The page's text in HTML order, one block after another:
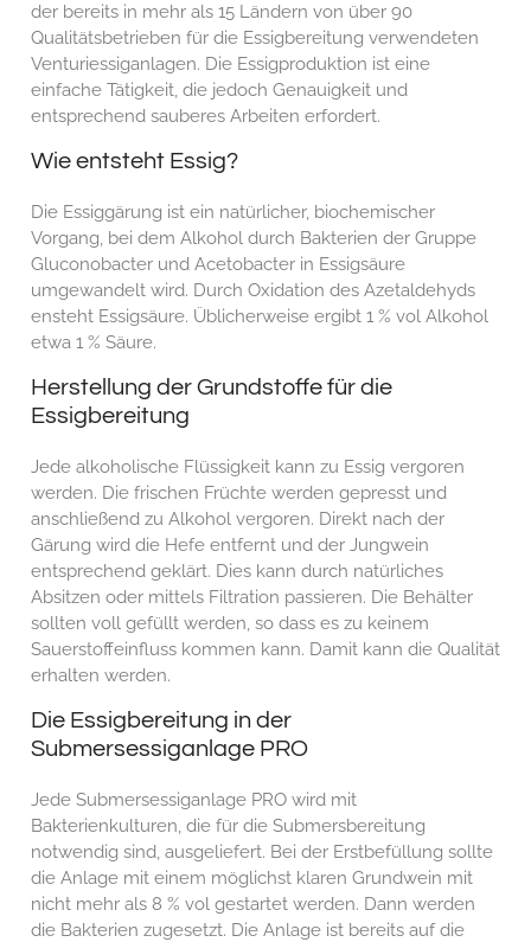
der bereits in mehr als 15 Ländern von über 90
Qualitätsbetrieben für die Essigbereitung verwendeten
Venturiessiganlagen. Die Essigproduktion ist eine
einfache Tätigkeit, die jedoch Genauigkeit und
entsprechend sauberes Arbeiten erfordert.
Wie entsteht Essig?
Die Essiggärung ist ein natürlicher, biochemischer
Vorgang, bei dem Alkohol durch Bakterien der Gruppe
Gluconobacter und Acetobacter in Essigsäure
umgewandelt wird. Durch Oxidation des Azetaldehyds
ensteht Essigsäure. Üblicherweise ergibt 1 % vol Alkohol
etwa 1 % Säure.
Herstellung der Grundstoffe für die
Essigbereitung
Jede alkoholische Flüssigkeit kann zu Essig vergoren
werden. Die frischen Früchte werden gepresst und
anschließend zu Alkohol vergoren. Direkt nach der
Gärung wird die Hefe entfernt und der Jungwein
entsprechend geklärt. Dies kann durch natürliches
Absitzen oder mittels Filtration passieren. Die Behälter
sollten voll gefüllt werden, so dass es zu keinem
Sauerstoffeinfluss kommen kann. Damit kann die Qualität
erhalten werden.
Die Essigbereitung in der
Submersessiganlage PRO
Jede Submersessiganlage PRO wird mit
Bakterienkulturen, die für die Submersbereitung
notwendig sind, ausgeliefert. Bei der Erstbefüllung sollte
die Anlage mit einem möglichst klaren Grundwein mit
nicht mehr als 8 % vol gestartet werden. Dann werden
die Bakterien zugesetzt. Die Anlage ist bereits auf die